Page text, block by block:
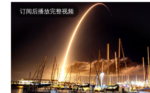
订阅后播放完整视频